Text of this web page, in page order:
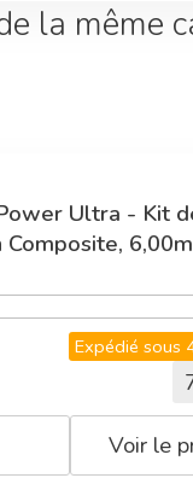
la même
100 %
Expédié
Voir